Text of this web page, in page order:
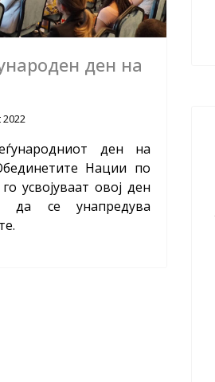
ден на
2022
ден на
Нации по
усвојуваат овој ден
да се унапредува